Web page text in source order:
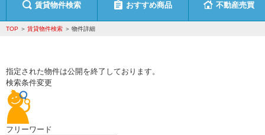
賃貸物件検索 おすすめ商品 不動産売買
TOP 賃貸物件検索 物件詳細
指定された物件は公開を終了しております。
検索条件変更
フリーワード